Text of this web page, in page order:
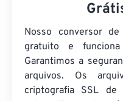
Nosso conversor
gratuito e
Garantimos a
arquivos. Os
criptografia SSL